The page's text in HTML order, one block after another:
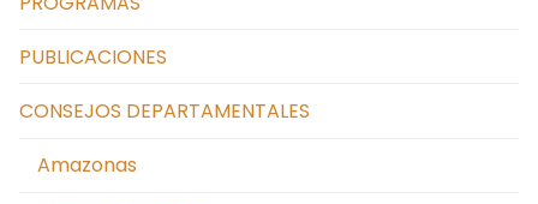
PUBLICACIONES
CONSEJOS DEPARTAMENTALES
Amazonas